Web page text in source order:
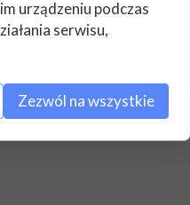
podstawową, dostał od
urządzeniu podczas
serwisu,
Zezwól na wszystkie